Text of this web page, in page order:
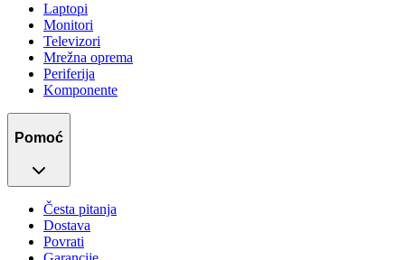
Laptopi
Monitori
Televizori
Mrežna oprema
Periferija
Komponente
Pomoć
Česta pitanja
Dostava
Povrati